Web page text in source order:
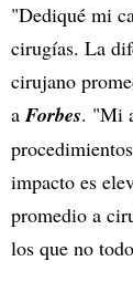
"Dediqué mi
cirugías. La
cirujano
aForbes. "Mi
impacto es
promedio a
los que no